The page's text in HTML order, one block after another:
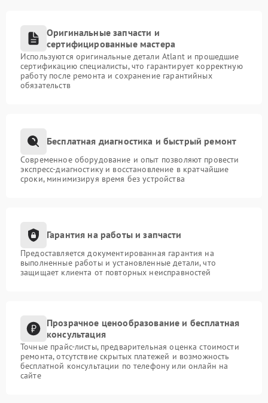
Оригинальные запчасти и
сертифицированные мастера
Используются оригинальные детали Atlant и прошедшие
сертификацию специалисты, что гарантирует корректную
работу после ремонта и сохранение гарантийных
обязательств
Бесплатная диагностика и быстрый ремонт
Современное оборудование и опыт позволяют провести
экспресс-диагностику и восстановление в кратчайшие
сроки, минимизируя время без устройства
Гарантия на работы и запчасти
Предоставляется документированная гарантия на
выполненные работы и установленные детали, что
защищает клиента от повторных неисправностей
Прозрачное ценообразование и бесплатная
консультация
Точные прайс-листы, предварительная оценка стоимости
ремонта, отсутствие скрытых платежей и возможность
бесплатной консультации по телефону или онлайн на
сайте